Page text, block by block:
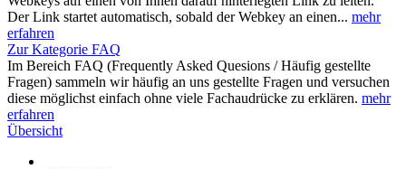
Der Link startet automatisch, sobald der Webkey an einen... mehr
erfahren
Zur Kategorie FAQ
Im Bereich FAQ (Frequently Asked Quesions / Häufig gestellte
Fragen) sammeln wir häufig an uns gestellte Fragen und versuchen
diese möglichst einfach ohne viele Fachaudrücke zu erklären. mehr
erfahren
Übersicht